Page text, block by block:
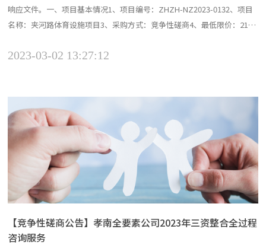
响应文件。一、项目基本情况1、项目编号：ZHZH-NZ2023-0132、项目
名称：夹河路体育设施项目3、采购方式：竞争性磋商4、最低限价：210
下。（1）项目包编号：ZHZH-NZ2023-013（2）项目包名称：夹河路体
2023-03-02 13:27:12
【竞争性磋商公告】孝南全要素公司2023年三资整合全过程
咨询服务